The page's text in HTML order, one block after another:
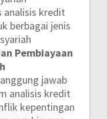
analisis kredit
berbagai jenis
Pembiayaan
jawab
analisis kredit
kepentingan